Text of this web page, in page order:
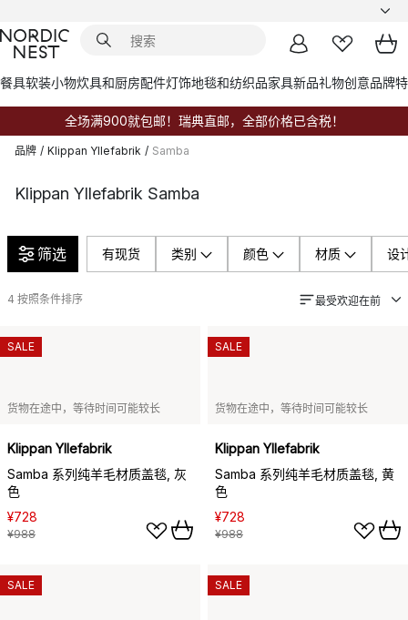
餐具软装小物炊具和厨房配件灯饰地毯和纺织品家具新品礼物创意品牌
全场满900就包邮！瑞典直邮，全部价格已含税！
品牌 / Klippan Yllefabrik / Samba
Klippan Yllefabrik Samba
筛选 有现货 类别 颜色 材质 设
4 按照条件排序 最受欢迎在前
货物在途中，等待时间可能较长
Klippan Yllefabrik
Samba 系列纯羊毛材质盖毯, 灰
色
¥728
¥988
SALE
货物在途中，等待时间可能较长
Klippan Yllefabrik
Samba 系列纯羊毛材质盖毯, 黄
色
¥728
¥988
SALE
SALE SALE